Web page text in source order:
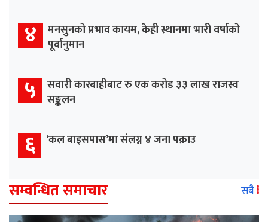
४ मनसुनको प्रभाव कायम, केही स्थानमा भारी वर्षाको
पूर्वानुमान
५ सवारी कारबाहीबाट रु एक करोड ३३ लाख राजस्व
सङ्कलन
६ ‘कल बाइसपास’मा संलग्न ४ जना पक्राउ
सम्वन्धित समाचार सबै